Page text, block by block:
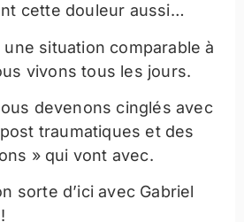
cette douleur aussi…
une situation comparable à
vivons tous les jours.
devenons cinglés avec
traumatiques et des
» qui vont avec.
sorte d’ici avec Gabriel